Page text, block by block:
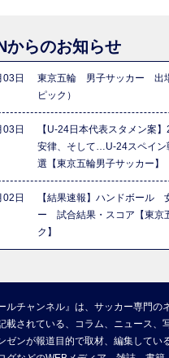
からのお知らせ
日
東京五輪 男子サッカー 出
ピック）
日
【U-24日本代表スタメン案
安律、そして…U-24スペイン
選【東京五輪男子サッカー】
日
【結果速報】ハンドボール
ー 試合結果・スコア【東京
ク】
ルチャンネル』は、サッカー専門の
載されている、コラム、ニュース、
ゼンが報道目的で取材、編集してい